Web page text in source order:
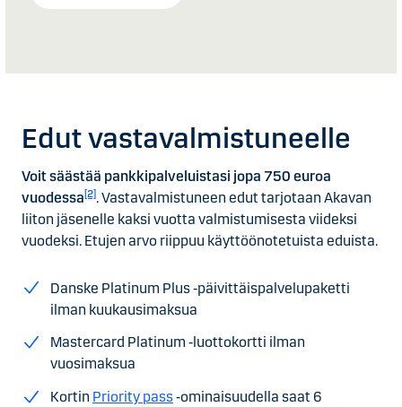
Edut vasta­valmistuneelle
Voit säästää pankkipalveluistasi jopa 750 euroa
vuodessa[2]. Vastavalmistuneen edut tarjotaan Akavan
liiton jäsenelle kaksi vuotta valmistumisesta viideksi
vuodeksi. Etujen arvo riippuu käyttöönotetuista eduista.
Danske Platinum Plus ‑päivittäispalvelupaketti
ilman kuukausimaksua
Mastercard Platinum ‑luottokortti ilman
vuosimaksua
Kortin Priority pass‑ominaisuudella saat 6